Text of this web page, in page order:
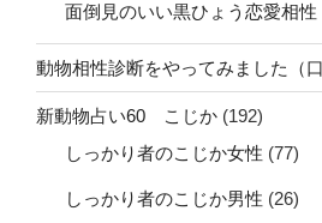
面倒見のいい黒ひょう恋愛相性
動物相性診断をやってみました（口
新動物占い60 こじか (192)
しっかり者のこじか女性 (77)
しっかり者のこじか男性 (26)